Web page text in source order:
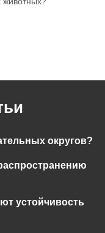
округов?
устойчивость